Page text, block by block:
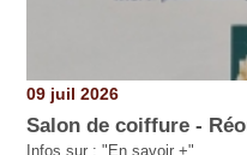
09 juil 2026
Salon de coiffure -
Infos sur : "En savoir +"